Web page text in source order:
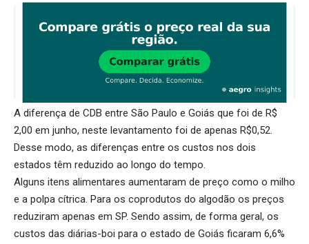
A diferença de CDB entre São Paulo e Goiás que foi de R$
2,00 em junho, neste levantamento foi de apenas R$0,52.
Desse modo, as diferenças entre os custos nos dois
estados têm reduzido ao longo do tempo.
Alguns itens alimentares aumentaram de preço como o milho
e a polpa cítrica. Para os coprodutos do algodão os preços
reduziram apenas em SP. Sendo assim, de forma geral, os
custos das diárias-boi para o estado de Goiás ficaram 6,6%